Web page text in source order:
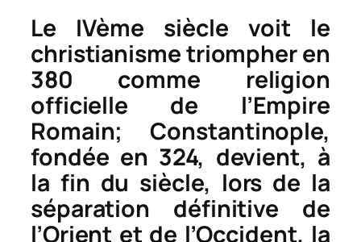
Le IVème siècle voit le
christianisme triompher en
380 comme religion
officielle de l’Empire
Romain; Constantinople,
fondée en 324, devient, à
la fin du siècle, lors de la
séparation définitive de
l’Orient et de l’Occident, la